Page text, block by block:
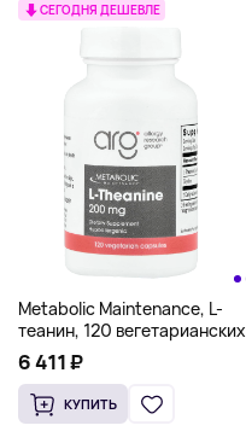
СЕГОДНЯ ДЕШЕВЛЕ
Metabolic Maintenance, L-
теанин, 120 вегетарианских
капсул
6 411 ₽
КУПИТЬ